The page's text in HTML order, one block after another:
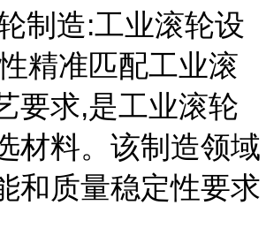
制造:工业滚轮设
精准匹配工业滚
要求,是工业滚轮
材料。该制造领域
和质量稳定性要求